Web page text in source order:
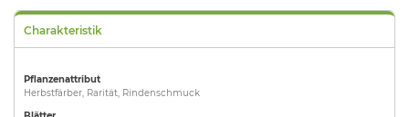
Charakteristik
Pflanzenattribut
Herbstfärber, Rarität, Rindenschmuck